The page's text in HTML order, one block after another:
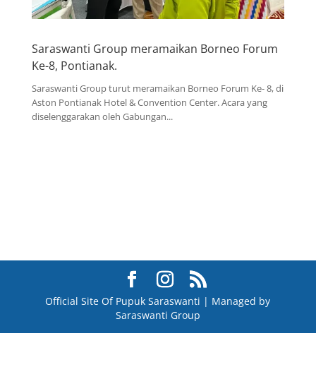
Saraswanti Group meramaikan Borneo Forum
Ke-8, Pontianak.
Saraswanti Group turut meramaikan Borneo Forum Ke- 8, di
Aston Pontianak Hotel & Convention Center. Acara yang
diselenggarakan oleh Gabungan...
Official Site Of Pupuk Saraswanti | Managed by
Saraswanti Group